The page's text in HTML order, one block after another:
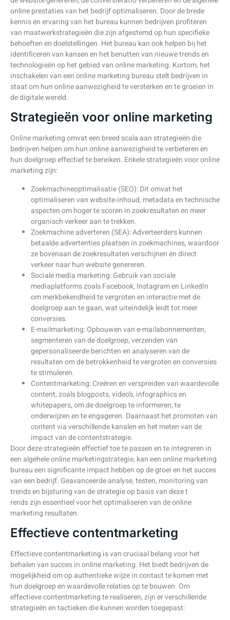
online prestaties van het bedrijf optimaliseren. Door de brede
kennis en ervaring van het bureau kunnen bedrijven profiteren
van maatwerkstrategieën die zijn afgestemd op hun specifieke
behoeften en doelstellingen. Het bureau kan ook helpen bij het
identificeren van kansen en het benutten van nieuwe trends en
technologieën op het gebied van online marketing. Kortom, het
inschakelen van een online marketing bureau stelt bedrijven in
staat om hun online aanwezigheid te versterken en te groeien in
de digitale wereld.
Strategieën voor online marketing
Online marketing omvat een breed scala aan strategieën die
bedrijven helpen om hun online aanwezigheid te verbeteren en
hun doelgroep effectief te bereiken. Enkele strategieën voor online
marketing zijn:
Zoekmachineoptimalisatie (SEO): Dit omvat het
optimaliseren van website-inhoud, metadata en technische
aspecten om hoger te scoren in zoekresultaten en meer
organisch verkeer aan te trekken.
Zoekmachine adverteren (SEA): Adverteerders kunnen
betaalde advertenties plaatsen in zoekmachines, waardoor
ze bovenaan de zoekresultaten verschijnen en direct
verkeer naar hun website genereren.
Sociale media marketing: Gebruik van sociale
mediaplatforms zoals Facebook, Instagram en LinkedIn
om merkbekendheid te vergroten en interactie met de
doelgroep aan te gaan, wat uiteindelijk leidt tot meer
conversies.
E-mailmarketing: Opbouwen van e-mailabonnementen,
segmenteren van de doelgroep, verzenden van
gepersonaliseerde berichten en analyseren van de
resultaten om de betrokkenheid te vergroten en conversies
te stimuleren.
Contentmarketing: Creëren en verspreiden van waardevolle
content, zoals blogposts, video’s, infographics en
whitepapers, om de doelgroep te informeren, te
onderwijzen en te engageren. Daarnaast het promoten van
content via verschillende kanalen en het meten van de
impact van de contentstrategie.
Door deze strategieën effectief toe te passen en te integreren in
een algehele online marketingstrategie, kan een online marketing
bureau een significante impact hebben op de groei en het succes
van een bedrijf. Geavanceerde analyse, testen, monitoring van
trends en bijsturing van de strategie op basis van deze t
rends zijn essentieel voor het optimaliseren van de online
marketing resultaten.
Effectieve contentmarketing
Effectieve contentmarketing is van cruciaal belang voor het
behalen van succes in online marketing. Het biedt bedrijven de
mogelijkheid om op authentieke wijze in contact te komen met
hun doelgroep en waardevolle relaties op te bouwen. Om
effectieve contentmarketing te realiseren, zijn er verschillende
strategieën en tactieken die kunnen worden toegepast: